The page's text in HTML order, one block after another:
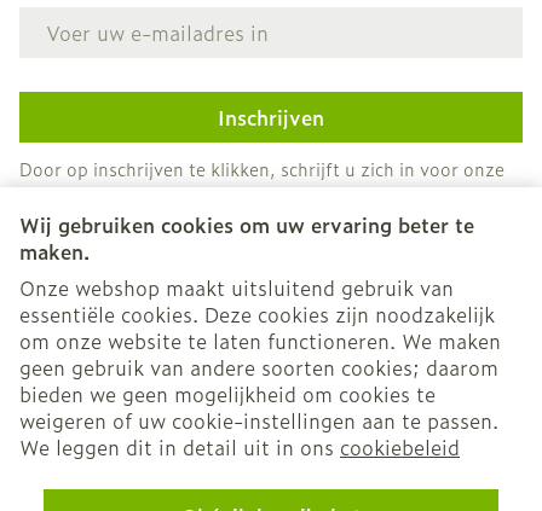
Wij gebruiken cookies om uw ervaring beter te
maken.
Onze webshop maakt uitsluitend gebruik van
essentiële cookies. Deze cookies zijn noodzakelijk
om onze website te laten functioneren. We maken
geen gebruik van andere soorten cookies; daarom
bieden we geen mogelijkheid om cookies te
weigeren of uw cookie-instellingen aan te passen.
We leggen dit in detail uit in ons cookiebeleid
Inschrijven
Door op inschrijven te klikken, schrijft u zich in voor onze
nieuwsbrief en gaat u akkoord met onzeprivacy policy.
Juridische links